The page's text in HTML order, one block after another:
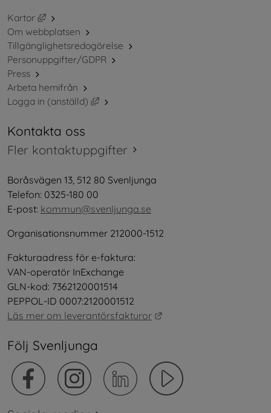
Kartor
Länk till annan webbplats, öppnas i nytt fönster.
Om webbplatsen
Tillgänglighetsredogörelse
Personuppgifter/GDPR
Press
Arbeta hemifrån
Logga in (anställd)
Länk till annan webbplats, öppnas i nytt
Kontakta oss
Fler kontaktuppgifter
Boråsvägen 13, 512 80 Svenljunga
Telefon: 0325-180 00
E-post: kommun@svenljunga.se
Organisationsnummer 212000-1512
Fakturaadress för e-faktura:
VAN-operatör InExchange
GLN-kod: 7362120001514
PEPPOL-ID 0007:2120001512
Läs mer om leverantörsfakturor
Följ Svenljunga